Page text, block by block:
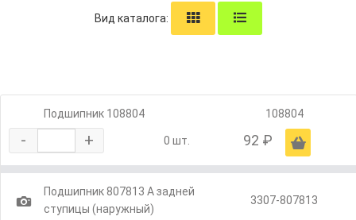
Вид каталога:
Подшипник 108804 108804
- + 0 шт. 92 ₽ Ä
1
Подшипник 807813 А задней
ступицы (наружный)
3307-807813